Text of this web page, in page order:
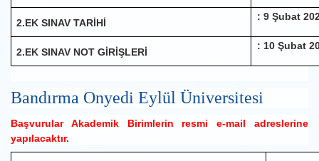
2.EK SINAV TARİHİ
: 9 Şubat
2.EK SINAV NOT GİRİŞLERİ
: 10 Şubat
Bandırma Onyedi Eylül Üniversitesi
Başvurular Akademik Birimlerin resmi e-mail adreslerine
yapılacaktır.